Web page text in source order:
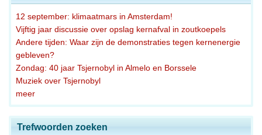
12 september: klimaatmars in Amsterdam!
Vijftig jaar discussie over opslag kernafval in zoutkoepels
Andere tijden: Waar zijn de demonstraties tegen kernenergie
gebleven?
Zondag: 40 jaar Tsjernobyl in Almelo en Borssele
Muziek over Tsjernobyl
meer
Trefwoorden zoeken